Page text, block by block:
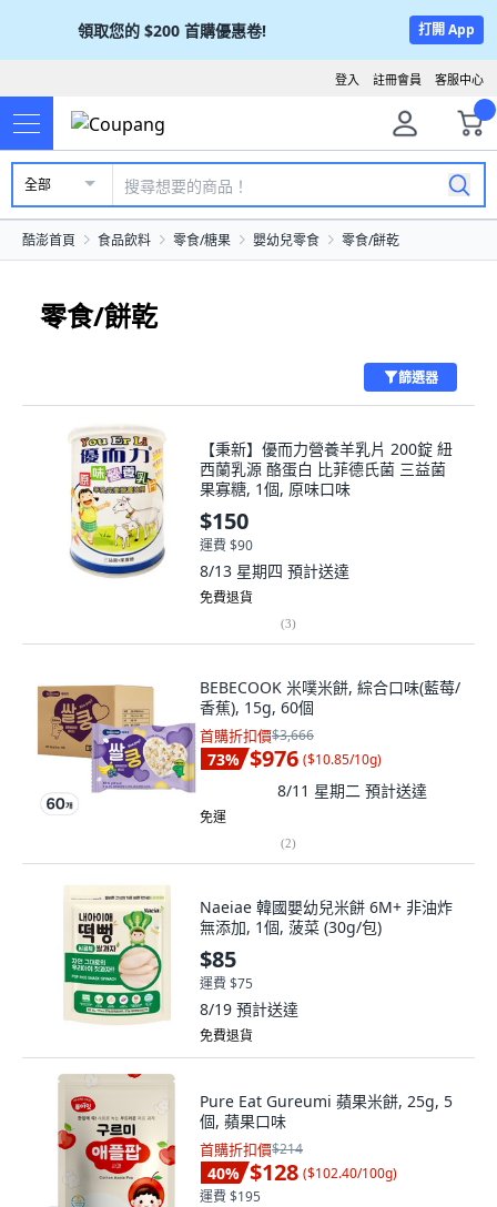
領取您的 $200 首購優惠卷! 打開 App
客服中心
註冊會員
登入
全部
酷澎首頁 食品飲料 零食/糖果 嬰幼兒零食 零食/餅乾
零食/餅乾
篩選器
【秉新】優而力營養羊乳片 200錠 紐
西蘭乳源 酪蛋白 比菲德氏菌 三益菌
果寡糖, 1個, 原味口味
$150
運費 $90
8/13 星期四 預計送達
免費退貨
(3)
BEBECOOK 米噗米餅, 綜合口味(藍莓/
香蕉), 15g, 60個
首購折扣價$3,666
73% $976 ($10.85/10g)
8/11 星期二 預計送達
免運
(2)
Naeiae 韓國嬰幼兒米餅 6M+ 非油炸
無添加, 1個, 菠菜 (30g/包)
$85
運費 $75
8/19 預計送達
免費退貨
Pure Eat Gureumi 蘋果米餅, 25g, 5
個, 蘋果口味
首購折扣價$214
40% $128 ($102.40/100g)
運費 $195